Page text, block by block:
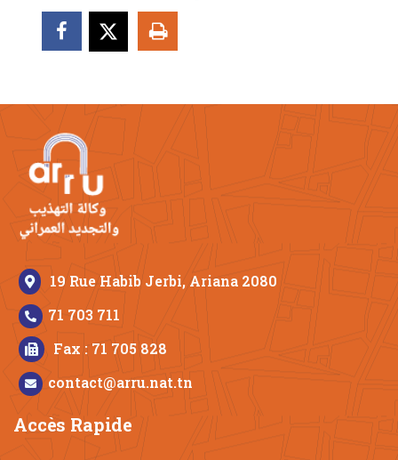
19 Rue Habib Jerbi, Ariana 2080
71 703 711
Fax : 71 705 828
contact@arru.nat.tn
Accès Rapide